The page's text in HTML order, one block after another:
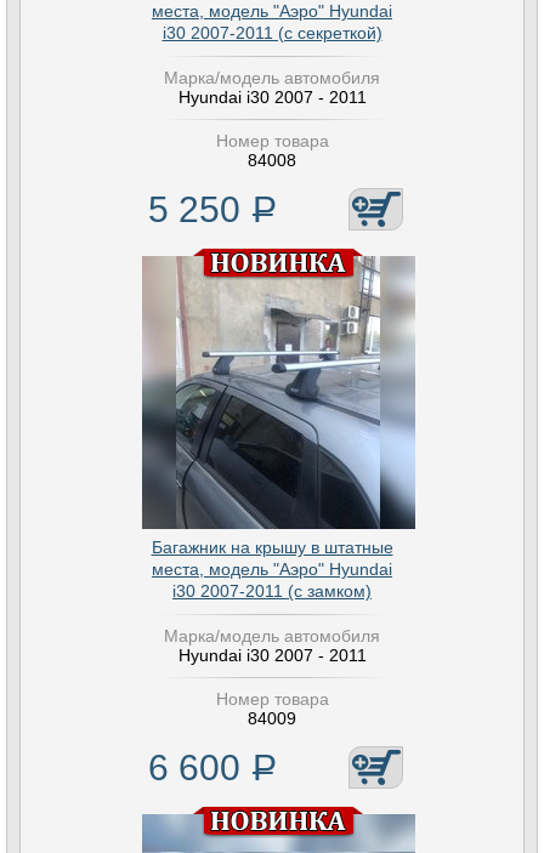
места, модель "Аэро" Hyundai
i30 2007-2011 (с секреткой)
Марка/модель автомобиля
Hyundai i30 2007 - 2011
Номер товара
84008
5 250 Р
Багажник на крышу в штатные
места, модель "Аэро" Hyundai
i30 2007-2011 (с замком)
Марка/модель автомобиля
Hyundai i30 2007 - 2011
Номер товара
84009
6 600 Р